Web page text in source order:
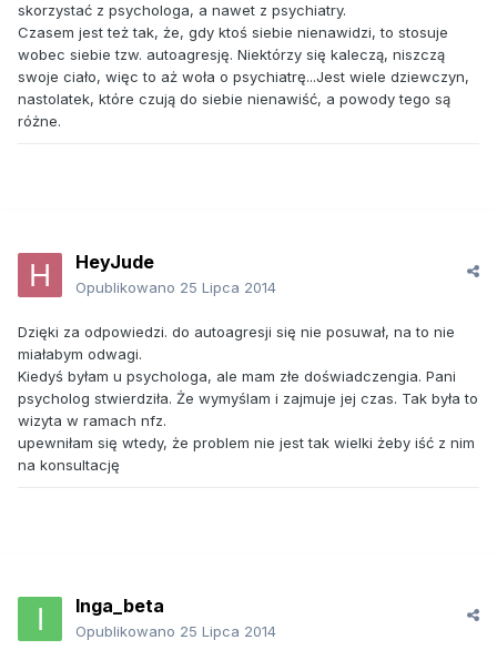
skorzystać z psychologa, a nawet z psychiatry.
Czasem jest też tak, że, gdy ktoś siebie nienawidzi, to stosuje
wobec siebie tzw. autoagresję. Niektórzy się kaleczą, niszczą
swoje ciało, więc to aż woła o psychiatrę...Jest wiele dziewczyn,
nastolatek, które czują do siebie nienawiść, a powody tego są
różne.
HeyJude
Opublikowano 25 Lipca 2014
Dzięki za odpowiedzi. do autoagresji się nie posuwał, na to nie
miałabym odwagi.
Kiedyś byłam u psychologa, ale mam złe doświadczengia. Pani
psycholog stwierdziła. Że wymyślam i zajmuje jej czas. Tak była to
wizyta w ramach nfz.
upewniłam się wtedy, że problem nie jest tak wielki żeby iść z nim
na konsultację
Inga_beta
Opublikowano 25 Lipca 2014